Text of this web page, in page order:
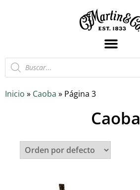
Inicio » Caoba » Página 3
Caoba